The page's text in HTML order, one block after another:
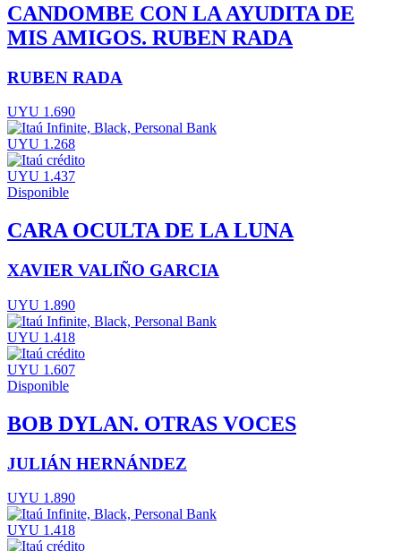
CANDOMBE CON LA AYUDITA DE
MIS AMIGOS. RUBEN RADA
RUBEN RADA
UYU 1.690
UYU 1.268
UYU 1.437
Disponible
CARA OCULTA DE LA LUNA
XAVIER VALIÑO GARCIA
UYU 1.890
UYU 1.418
UYU 1.607
Disponible
BOB DYLAN. OTRAS VOCES
JULIÁN HERNÁNDEZ
UYU 1.890
UYU 1.418